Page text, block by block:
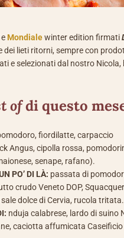
e Mondialewinter edition firmati
dei lieti ritorni, sempre con
e selezionati dal nostro Nicola,
ofdi questo
fiordilatte, carpaccio
Angus, cipolla rossa,
senape, rafano).
PO’ DI LÀ: passata di
crudo Veneto DOP,
dolce di Cervia, rucola tritata.
nduja calabrese, lardo di suino
caciotta affumicata Caseificio